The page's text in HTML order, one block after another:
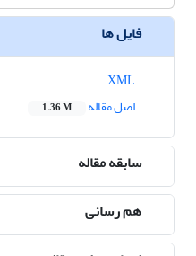
فایل ها
اصل مقاله
1.36 M
سابقه مقاله
هم رسانی